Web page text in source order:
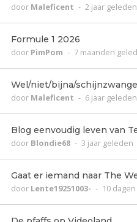
door Maleficent - 2 jaar geleden
Formule 1 2026
door PimPom - 7 maanden
Wel/niet/bijna/
door Maleficent - 6 jaar geleden
Blog eenvoudig leven van
door Blondie68 - 3 jaar geleden
Gaat er iemand naar The
door Lente19251003- - 10